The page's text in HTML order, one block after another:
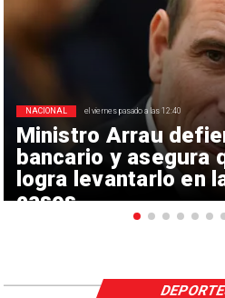
Ministro Arrau
bancario y asegura
logra levantarlo en
casos
NACIONAL el viernes pasado a las 12:40